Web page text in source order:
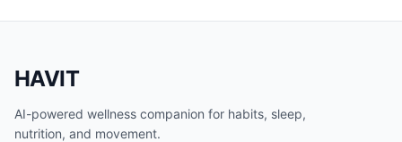
HAVIT
AI-powered wellness companion for habits, sleep,
nutrition, and movement.